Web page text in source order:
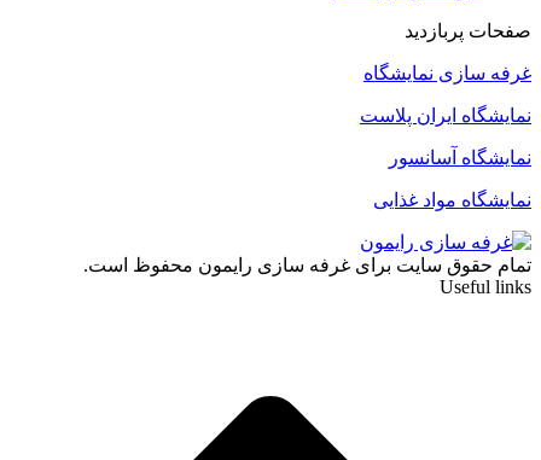
صفحات پربازدید
غرفه سازی نمایشگاه
نمایشگاه ایران پلاست
نمایشگاه آسانسور
نمایشگاه مواد غذایی
تمام حقوق سایت برای غرفه سازی رایمون محفوظ است.
Useful links